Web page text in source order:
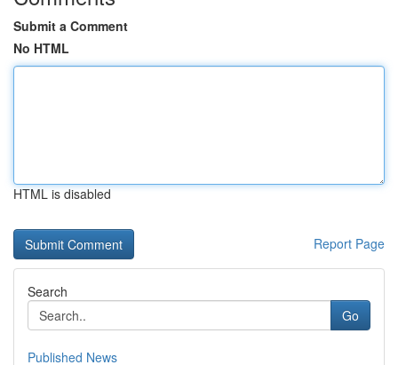
Submit a Comment
No HTML
HTML is disabled
Report Page
Search
Go
Published News